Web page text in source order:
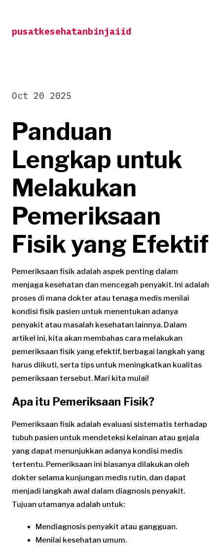
contentpusatkesehatanbinjaiid
Panduan
Lengkap untuk
Melakukan
Pemeriksaan
Fisik yang Efektif
Oct 20 2025
Pemeriksaan fisik adalah aspek penting dalam
menjaga kesehatan dan mencegah penyakit. Ini adalah
proses di mana dokter atau tenaga medis menilai
kondisi fisik pasien untuk menentukan adanya
penyakit atau masalah kesehatan lainnya. Dalam
artikel ini, kita akan membahas cara melakukan
pemeriksaan fisik yang efektif, berbagai langkah yang
harus diikuti, serta tips untuk meningkatkan kualitas
pemeriksaan tersebut. Mari kita mulai!
Apa itu Pemeriksaan Fisik?
Pemeriksaan fisik adalah evaluasi sistematis terhadap
tubuh pasien untuk mendeteksi kelainan atau gejala
yang dapat menunjukkan adanya kondisi medis
tertentu. Pemeriksaan ini biasanya dilakukan oleh
dokter selama kunjungan medis rutin, dan dapat
menjadi langkah awal dalam diagnosis penyakit.
Tujuan utamanya adalah untuk:
Mendiagnosis penyakit atau gangguan.
Menilai kesehatan umum.